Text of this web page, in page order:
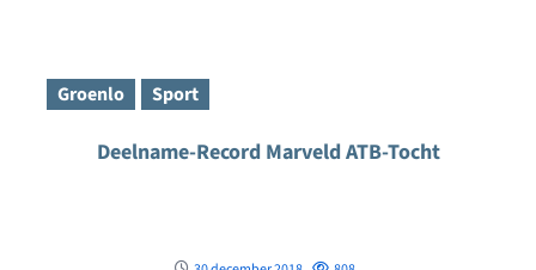
Groenlo Sport
Deelname-Record Marveld ATB-Tocht